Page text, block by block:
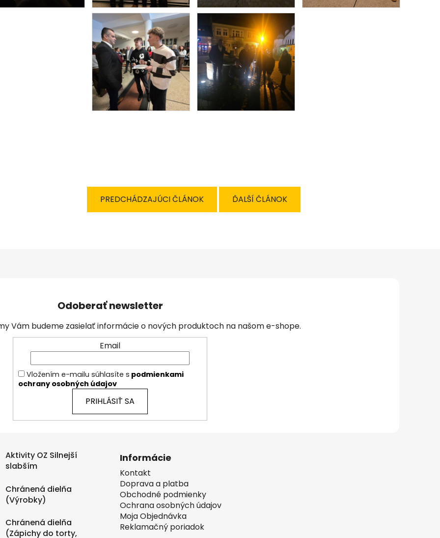
PREDCHÁDZAJÚCI ČLÁNOK ĎALŠÍ ČLÁNOK
Odoberať newsletter
Vám budeme zasielať informácie o nových produktoch na našom e-shope.
Email
Vložením e-mailu súhlasíte s podmienkami
ochrany osobných údajov
PRIHLÁSIŤ SA
Aktivity OZ Silnejší
slabším
Chránená dielňa
(Výrobky)
Chránená dielňa
(Zápichy do torty,
Informácie
Kontakt
Doprava a platba
Obchodné podmienky
Ochrana osobných údajov
Moja Objednávka
Reklamačný poriadok